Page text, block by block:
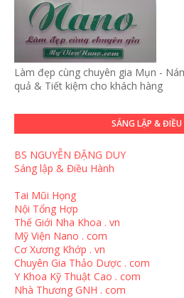
Làm đẹp cùng chuyên gia Mụn -
quả & Tiết kiệm cho khách hàng
SÁNG LẬP & ĐIỀU
BS NGUYỄN ĐẶNG DUY
Sáng lập & Điều Hành
Tai Mũi Họng
Nội Tổng Hợp
Thế Giới Nha Khoa . vn
Mỹ Viện Nano . com
Cơ Xương Khớp . vn
Chuyên Gia Thảo Dược . com
Y Khoa Kỹ Thuật Cao . com
Nhà Thương GNH . com